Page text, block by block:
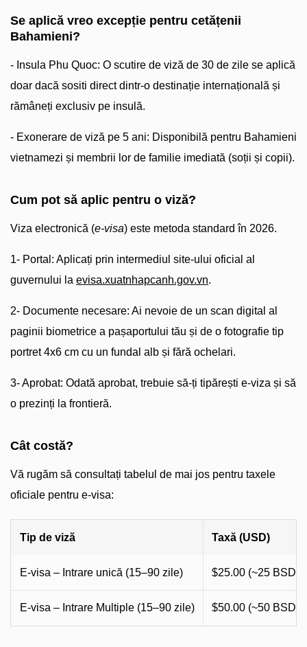
Se aplică vreo excepție pentru cetățenii
Bahamieni?
- Insula Phu Quoc: O scutire de viză de 30 de zile se aplică
doar dacă sositi direct dintr-o destinație internațională și
rămâneți exclusiv pe insulă.
- Exonerare de viză pe 5 ani: Disponibilă pentru Bahamieni
vietnamezi și membrii lor de familie imediată (soții și copii).
Cum pot să aplic pentru o viză?
Viza electronică (e-visa) este metoda standard în 2026.
1- Portal: Aplicați prin intermediul site-ului oficial al
guvernului la evisa.xuatnhapcanh.gov.vn.
2- Documente necesare: Ai nevoie de un scan digital al
paginii biometrice a pașaportului tău și de o fotografie tip
portret 4x6 cm cu un fundal alb și fără ochelari.
3- Aprobat: Odată aprobat, trebuie să-ți tipărești e-viza și să
o prezinți la frontieră.
Cât costă?
Vă rugăm să consultați tabelul de mai jos pentru taxele
oficiale pentru e-visa:
Tip de viză Taxă (USD)
E-visa – Intrare unică (15–90 zile) $25.00 (~25 BSD)
E-visa – Intrare Multiple (15–90 zile) $50.00 (~50 BSD)